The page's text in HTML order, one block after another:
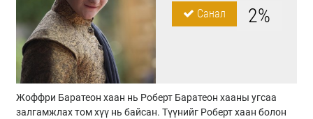
Санал 2%
Жоффри Баратеон хаан нь Роберт Баратеон хааны угсаа
залгамжлах том хүү нь байсан. Түүнийг Роберт хаан болон